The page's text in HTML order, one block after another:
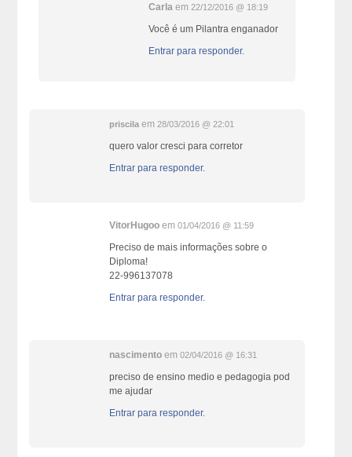
Carla em 22/12/2016 @ 18:19
Você é um Pilantra enganador
Entrar para responder.
priscila em 28/03/2016 @ 22:01
quero valor cresci para corretor
Entrar para responder.
VitorHugoo em01/04/2016 @ 11:59
Preciso de mais informações sobre o
Diploma!
22-996137078
Entrar para responder.
nascimento em02/04/2016 @ 16:31
preciso de ensino medio e pedagogia pod
me ajudar
Entrar para responder.